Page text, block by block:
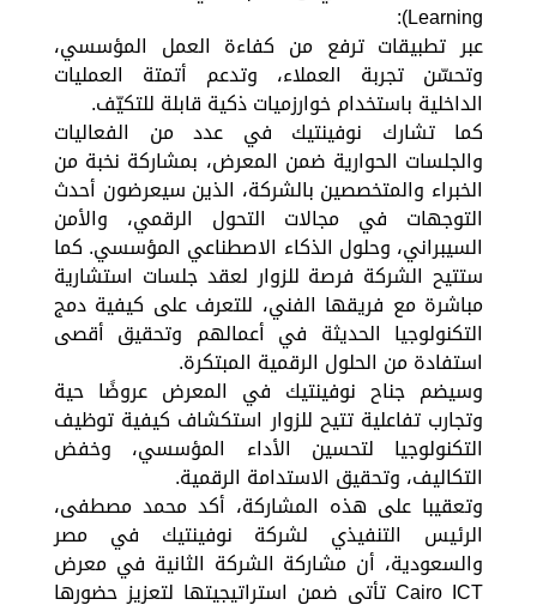
Learning):
عبر تطبيقات ترفع من كفاءة العمل المؤسسي،
وتحسّن تجربة العملاء، وتدعم أتمتة العمليات
الداخلية باستخدام خوارزميات ذكية قابلة للتكيّف.
كما تشارك نوفينتيك في عدد من الفعاليات
والجلسات الحوارية ضمن المعرض، بمشاركة نخبة من
الخبراء والمتخصصين بالشركة، الذين سيعرضون أحدث
التوجهات في مجالات التحول الرقمي، والأمن
السيبراني، وحلول الذكاء الاصطناعي المؤسسي. كما
ستتيح الشركة فرصة للزوار لعقد جلسات استشارية
مباشرة مع فريقها الفني، للتعرف على كيفية دمج
التكنولوجيا الحديثة في أعمالهم وتحقيق أقصى
استفادة من الحلول الرقمية المبتكرة.
وسيضم جناح نوفينتيك في المعرض عروضًا حية
وتجارب تفاعلية تتيح للزوار استكشاف كيفية توظيف
التكنولوجيا لتحسين الأداء المؤسسي، وخفض
التكاليف، وتحقيق الاستدامة الرقمية.
وتعقيبا على هذه المشاركة، أكد محمد مصطفى،
الرئيس التنفيذي لشركة نوفينتيك في مصر
والسعودية، أن مشاركة الشركة الثانية في معرض
Cairo ICT تأتي ضمن استراتيجيتها لتعزيز حضورها